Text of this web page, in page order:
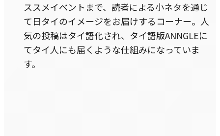
ススメイベントまで、読者による小ネタを通じ
て日タイのイメージをお届けするコーナー。人
気の投稿はタイ語化され、タイ語版ANNGLEに
てタイ人にも届くような仕組みになっていま
す。